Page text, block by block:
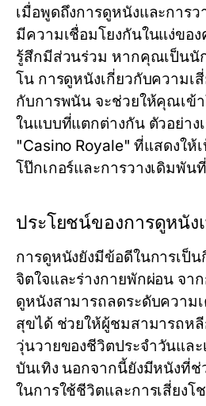
เมื่อพูดถึงการดูหนังและการ
มีความเชื่อมโยงกันในแง่ขอ
รู้สึกมีส่วนร่วม หากคุณเป็นนั
โน การดูหนังเกี่ยวกับความเ
กับการพนัน จะช่วยให้คุณเข้
ในแบบที่แตกต่างกัน ตัวอย่าง
"Casino Royale" ที่แสดงให้
โป๊กเกอร์และการวางเดิมพั
ประโยชน์ของการดูหนัง
การดูหนังยังมีข้อดีในการเป็
จิตใจและร่างกายพักผ่อน จา
ดูหนังสามารถลดระดับความ
สุขได้ ช่วยให้ผู้ชมสามารถห
วุ่นวายของชีวิตประจำวันแล
บันเทิง นอกจากนี้ยังมีหนังที่ช่
ในการใช้ชีวิตและการเสี่ยงโ